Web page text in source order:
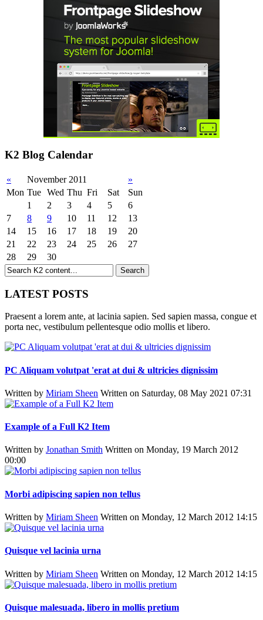
K2 Blog Calendar
« November 2011
»
Mon Tue Wed Thu Fri Sat
Sun
1
2 3 4 5
6
7
8 9 10 11 12
13
14
15 16 17 18 19
20
21
22 23 24 25 26
27
28
29 30
LATEST POSTS
Praesent a lorem ante, at lacinia sapien. Sed sapien massa, congue et
porta nec, vestibulum pellentesque odio mollis et libero.
PC Aliquam volutpat 'erat at dui & ultricies dignissim
Written by Miriam Sheen Written on Saturday, 08 May 2021 07:31
Example of a Full K2 Item
Written by Jonathan Smith Written on Monday, 19 March 2012
00:00
Morbi adipiscing sapien non tellus
Written by Miriam Sheen Written on Monday, 12 March 2012 14:15
Quisque vel lacinia urna
Written by Miriam Sheen Written on Monday, 12 March 2012 14:15
Quisque malesuada, libero in mollis pretium